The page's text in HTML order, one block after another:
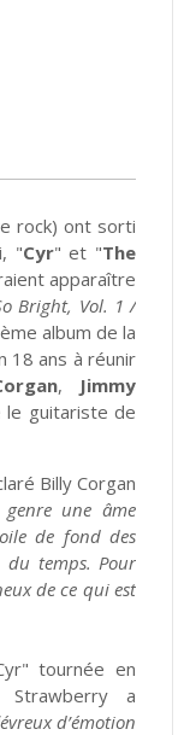
rock) ont sorti
"Cyr" et "The
apparaître
Bright, Vol. 1 /
album de la
18 ans à réunir
, Jimmy
le guitariste de
Billy Corgan
une âme
de fond des
du temps. Pour
de ce qui est
tournée en
Strawberry a
d’émotion